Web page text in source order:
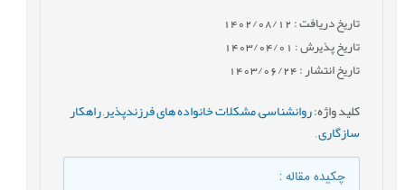
تاریخ دریافت : 1402/08/12
تاریخ پذیرش : 1403/04/01
تاریخ انتشار : 1403/06/24
کلید واژه:روانشناسی,مشکلات خانواده های فرزندپذیر,راهکار
سازگاری,
چکیده مقاله: